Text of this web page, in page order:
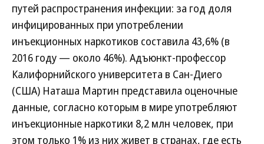
путей распространения инфекции: за год доля
инфицированных при употреблении
инъекционных наркотиков составила 43,6% (в
2016 году — около 46%). Адъюнкт-профессор
Калифорнийского университета в Сан-Диего
(США) Наташа Мартин представила оценочные
данные, согласно которым в мире употребляют
инъекционные наркотики 8,2 млн человек, при
этом только 1% из них живет в странах, где есть